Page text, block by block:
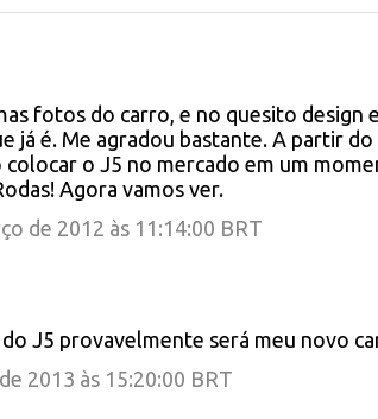
fotos do carro, e no quesito design
já é. Me agradou bastante. A partir
o J5 no mercado em um
Agora vamos ver.
de 2012 às 11:14:00 BRT
J5 provavelmente será meu novo
2013 às 15:20:00 BRT